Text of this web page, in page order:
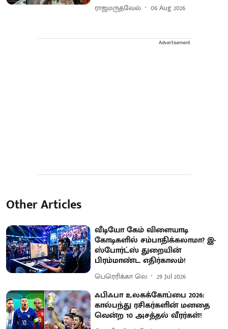
ராஜமருதவேல் 06 Aug 2026
Advertisement
Other Articles
வீடியோ கேம் விளையாடி
கோடிகளில் சம்பாதிக்கலாமா? இ-
ஸ்போர்ட்ஸ் துறையின்
பிரம்மாண்ட எதிர்காலம்!
பெரெரிக்கா லெ 29 Jul 2026
ஃபிஃபா உலகக்கோப்பை 2026:
கால்பந்து ரசிகர்களின் மனதை
வென்ற 10 அசத்தல் வீரர்கள்!